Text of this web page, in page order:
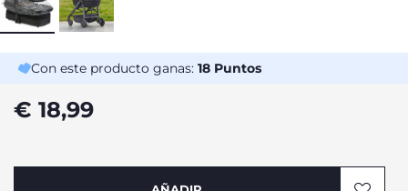
Con este producto ganas: 18 Puntos
€ 18,99